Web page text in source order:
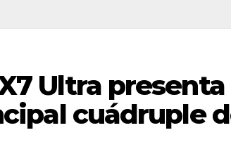
Ultra
cuádruple